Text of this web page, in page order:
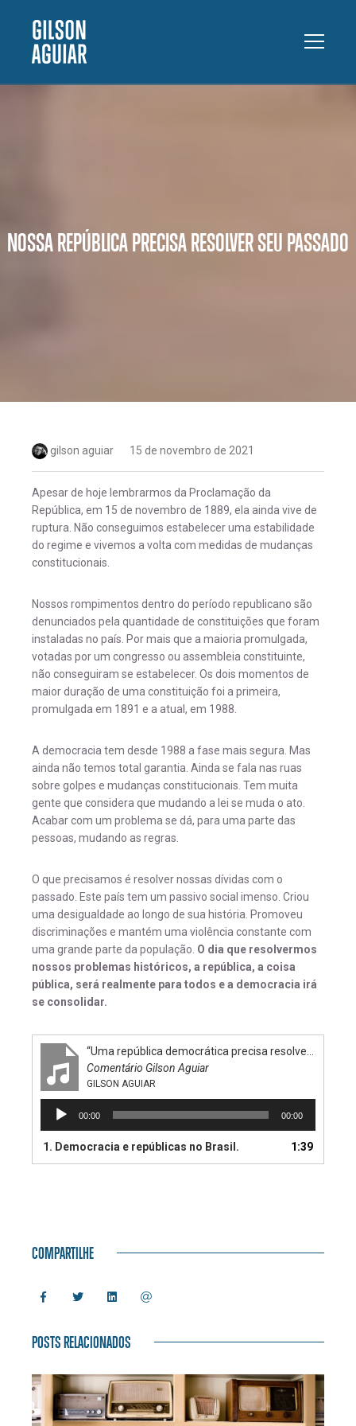
NOSSA REPÚBLICA PRECISA RESOLVER SEU PASSADO
gilson aguiar 15 de novembro de 2021
Apesar de hoje lembrarmos da Proclamação da
República, em 15 de novembro de 1889, ela ainda vive de
ruptura. Não conseguimos estabelecer uma estabilidade
do regime e vivemos a volta com medidas de mudanças
constitucionais.
Nossos rompimentos dentro do período republicano são
denunciados pela quantidade de constituições que foram
instaladas no país. Por mais que a maioria promulgada,
votadas por um congresso ou assembleia constituinte,
não conseguiram se estabelecer. Os dois momentos de
maior duração de uma constituição foi a primeira,
promulgada em 1891 e a atual, em 1988.
A democracia tem desde 1988 a fase mais segura. Mas
ainda não temos total garantia. Ainda se fala nas ruas
sobre golpes e mudanças constitucionais. Tem muita
gente que considera que mudando a lei se muda o ato.
Acabar com um problema se dá, para uma parte das
pessoas, mudando as regras.
O que precisamos é resolver nossas dívidas com o
passado. Este país tem um passivo social imenso. Criou
uma desigualdade ao longo de sua história. Promoveu
discriminações e mantém uma violência constante com
uma grande parte da população. O dia que resolvermos
nossos problemas históricos, a república, a coisa
pública, será realmente para todos e a democracia irá
se consolidar.
“Uma república democrática precisa resolver o seu passado”
Comentário Gilson Aguiar
GILSON AGUIAR
Tocador
áudio
00:00 00:00
1. Democracia e repúblicas no Brasil. 1:39
COMPARTILHE
POSTS RELACIONADOS